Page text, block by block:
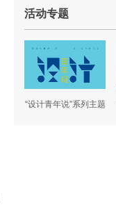
活动专题
“设计青年说”系列主题